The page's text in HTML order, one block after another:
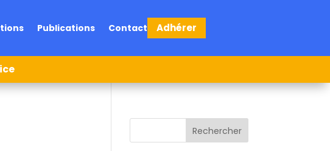
Publications Contact Adhérer
Rechercher